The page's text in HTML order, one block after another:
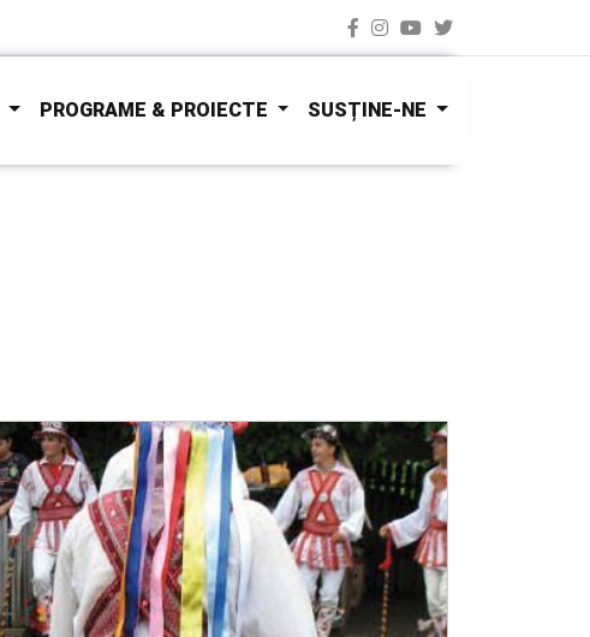
PROGRAME & PROIECTE SUSȚINE-NE